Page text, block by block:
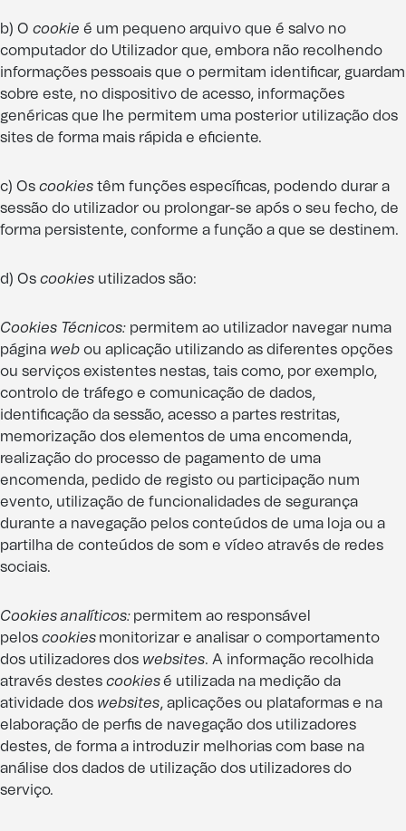
b) O cookie é um pequeno arquivo que é salvo no
computador do Utilizador que, embora não recolhendo
informações pessoais que o permitam identificar, guardam
sobre este, no dispositivo de acesso, informações
genéricas que lhe permitem uma posterior utilização dos
sites de forma mais rápida e eficiente.
c) Os cookies têm funções específicas, podendo durar a
sessão do utilizador ou prolongar-se após o seu fecho, de
forma persistente, conforme a função a que se destinem.
d) Os cookies utilizados são:
Cookies Técnicos: permitem ao utilizador navegar numa
página web ou aplicação utilizando as diferentes opções
ou serviços existentes nestas, tais como, por exemplo,
controlo de tráfego e comunicação de dados,
identificação da sessão, acesso a partes restritas,
memorização dos elementos de uma encomenda,
realização do processo de pagamento de uma
encomenda, pedido de registo ou participação num
evento, utilização de funcionalidades de segurança
durante a navegação pelos conteúdos de uma loja ou a
partilha de conteúdos de som e vídeo através de redes
sociais.
Cookies analíticos: permitem ao responsável
pelos cookies monitorizar e analisar o comportamento
dos utilizadores dos websites. A informação recolhida
através destes cookiesé utilizada na medição da
atividade dos websites, aplicações ou plataformas e na
elaboração de perfis de navegação dos utilizadores
destes, de forma a introduzir melhorias com base na
análise dos dados de utilização dos utilizadores do
serviço.